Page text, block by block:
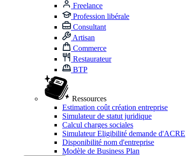
Freelance
Profession libérale
Consultant
Artisan
Commerce
Restaurateur
BTP
Ressources
Estimation coût création entreprise
Simulateur de statut juridique
Calcul charges sociales
Simulateur Eligibilité demande d'ACRE
Disponibilité nom d'entreprise
Modèle de Business Plan